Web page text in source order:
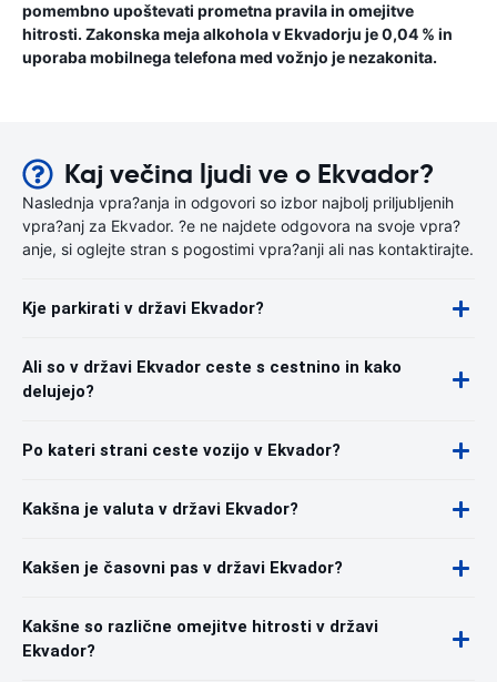
pomembno upoštevati prometna pravila in omejitve
hitrosti. Zakonska meja alkohola v Ekvadorju je 0,04 % in
uporaba mobilnega telefona med vožnjo je nezakonita.
Kaj večina ljudi ve o Ekvador?
Naslednja vpra?anja in odgovori so izbor najbolj priljubljenih
vpra?anj za Ekvador. ?e ne najdete odgovora na svoje vpra?
anje, si oglejte stran s pogostimi vpra?anji ali nas kontaktirajte.
Kje parkirati v državi Ekvador?
Ali so v državi Ekvador ceste s cestnino in kako
delujejo?
Po kateri strani ceste vozijo v Ekvador?
Kakšna je valuta v državi Ekvador?
Kakšen je časovni pas v državi Ekvador?
Kakšne so različne omejitve hitrosti v državi
Ekvador?